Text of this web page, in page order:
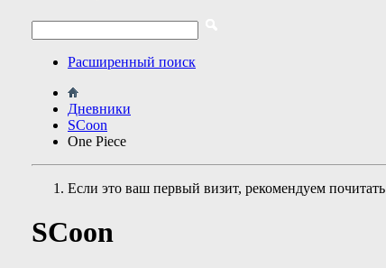
Расширенный поиск
Дневники
SCoon
One Piece
Если это ваш первый визит, рекомендуем почитать
SCoon